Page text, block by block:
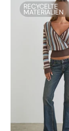
RECYCELTE
MATERIALIEN